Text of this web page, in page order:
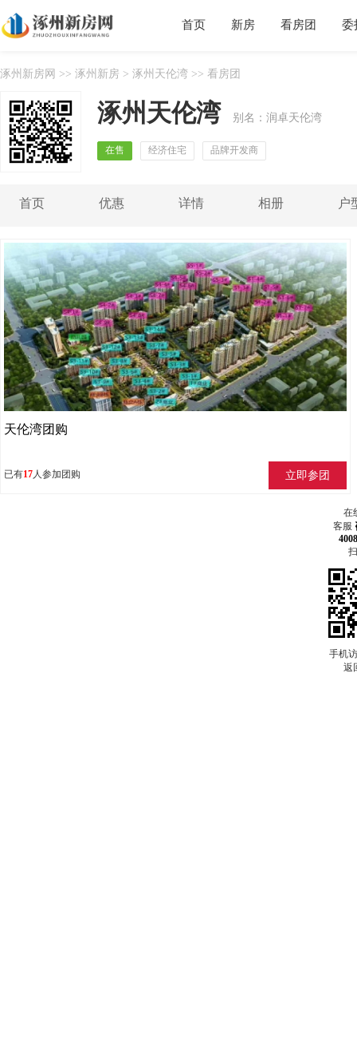
首页 新房 看房团 委
涿州新房网 >> 涿州新房 > 涿州天伦湾 >> 看房团
涿州天伦湾 别名：润卓天伦湾
在售 经济住宅 品牌开发商
首页 优惠 详情 相册 户
天伦湾团购
已有17人参加团购
在
客服
手机
返